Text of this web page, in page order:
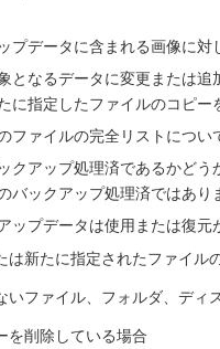
プデータに含まれる画像に
となるデータに変更または
に指定したファイルのコピー
ファイルの完全リストについ
クアップ処理済であるかど
ックアップ処理済ではあり
ップデータは使用または復元
新たに指定されたファイル
ファイル、フォルダ、ディ
削除している場合